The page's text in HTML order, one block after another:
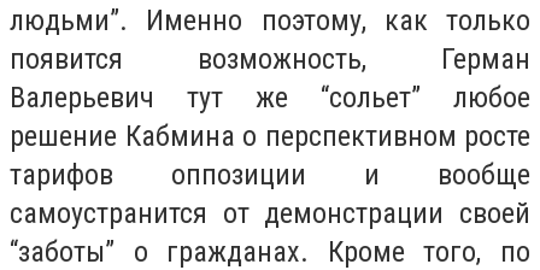
людьми”. Именно поэтому, как только
появится возможность, Герман
Валерьевич тут же “сольет” любое
решение Кабмина о перспективном росте
тарифов оппозиции и вообще
самоустранится от демонстрации своей
“заботы” о гражданах. Кроме того, по